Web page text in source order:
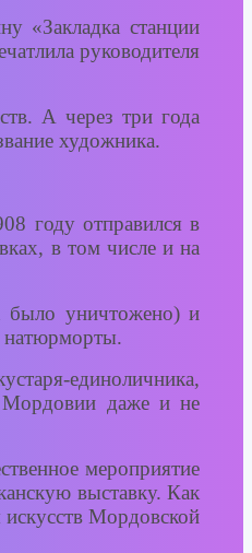
«Закладка станции
руководителя
А через три года
художника.
году отправился в
в том числе и на
было уничтожено) и
натюрморты.
единоличника,
Мордовии даже и не
мероприятие
выставку. Как
Мордовской